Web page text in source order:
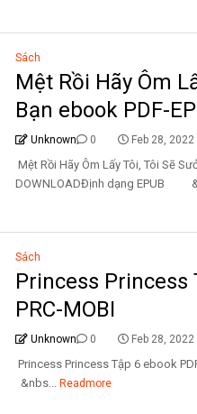
Sách
Mệt Rồi Hãy Ôm
Bạn ebook PDF-
Unknown 0 Feb 28, 2022
Mệt Rồi Hãy Ôm Lấy Tôi, Tôi Sẽ
DOWNLOADĐịnh dạng EPUB
Sách
Princess Princess
PRC-MOBI
Unknown 0 Feb 28, 2022
Princess Princess Tập 6 ebook
&nbs... Readmore